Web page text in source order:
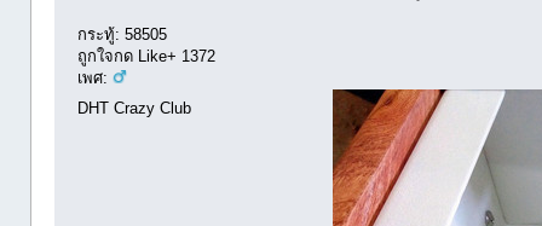
กระทู้: 58505
ถูกใจกด Like+ 1372
เพศ:
DHT Crazy Club